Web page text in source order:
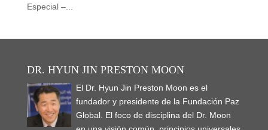
Especial –...
DR. HYUN JIN PRESTON MOON
El Dr. Hyun Jin Preston Moon es el
fundador y presidente de la Fundación Paz
Global. El foco de disciplina del Dr. Moon